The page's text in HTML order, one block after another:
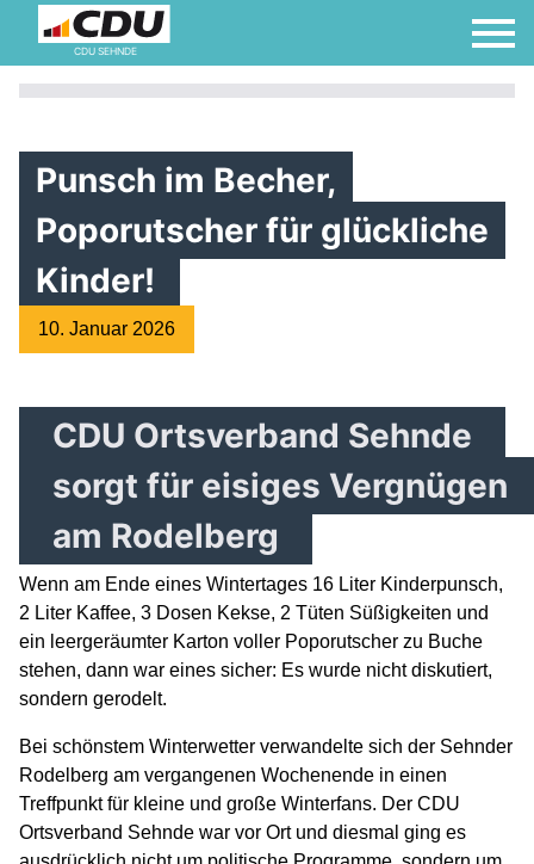
CDU SEHNDE
Punsch im Becher,
Poporutscher für glückliche
Kinder!
10. Januar 2026
CDU Ortsverband Sehnde
sorgt für eisiges Vergnügen
am Rodelberg
Wenn am Ende eines Wintertages 16 Liter Kinderpunsch,
2 Liter Kaffee, 3 Dosen Kekse, 2 Tüten Süßigkeiten und
ein leergeräumter Karton voller Poporutscher zu Buche
stehen, dann war eines sicher: Es wurde nicht diskutiert,
sondern gerodelt.
Bei schönstem Winterwetter verwandelte sich der Sehnder
Rodelberg am vergangenen Wochenende in einen
Treffpunkt für kleine und große Winterfans. Der CDU
Ortsverband Sehnde war vor Ort und diesmal ging es